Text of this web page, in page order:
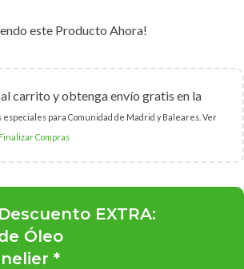
este Producto Ahora!
al carrito y obtenga envío gratis en la
especiales para Comunidad de Madrid y Baleares. Ver
Finalizar Compras
EXTRA:
Óleo
*